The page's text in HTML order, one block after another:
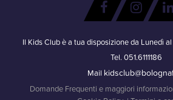
Il Kids Club è a tua disposizione da Lunedì
Tel. 051.6111186
Mail
Domande Frequenti e maggiori